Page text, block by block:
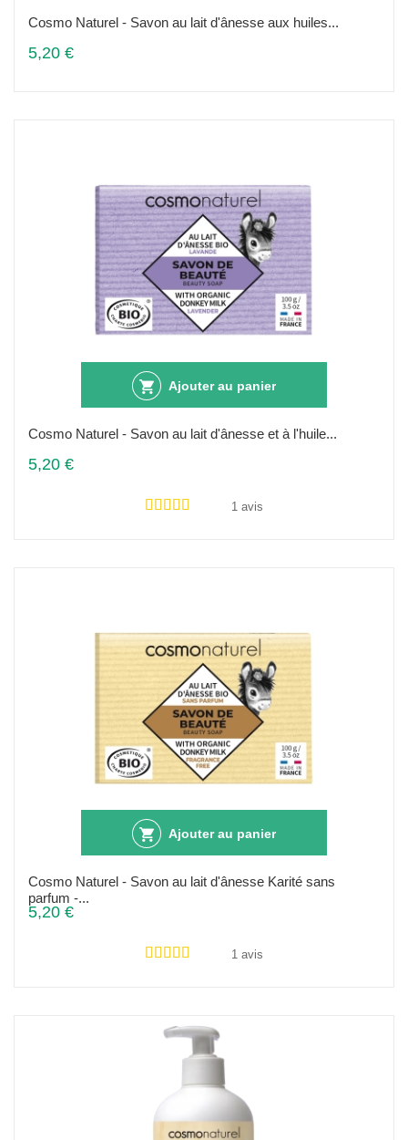
Cosmo Naturel - Savon au lait d'ânesse aux huiles...
5,20 €
Ajouter au panier
Cosmo Naturel - Savon au lait d'ânesse et à l'huile...
5,20 €
1 avis
Ajouter au panier
Cosmo Naturel - Savon au lait d'ânesse Karité sans
parfum -...
5,20 €
1 avis